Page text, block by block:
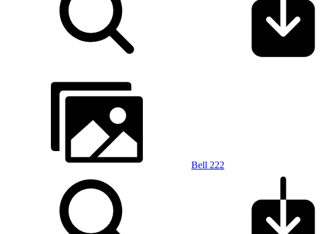
Bell 222